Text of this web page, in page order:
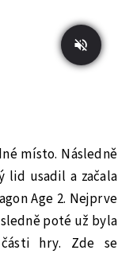
místo. Následně
lid usadil a začala
Age 2. Nejprve
poté už byla
hry. Zde se